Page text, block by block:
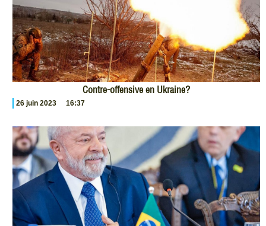
Contre-offensive en Ukraine?
26 juin 2023 16:37